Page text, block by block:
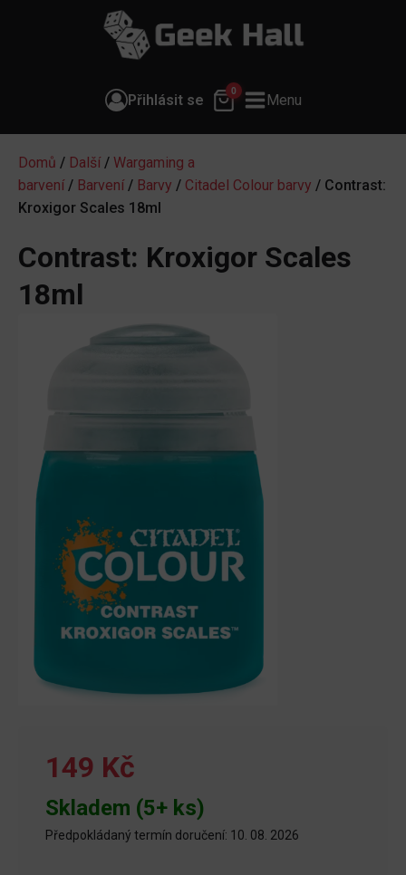
Přihlásit se
0
Menu
Domů / Další / Wargaming a
barvení / Barvení / Barvy / Citadel Colour barvy / Contrast:
Kroxigor Scales 18ml
Contrast: Kroxigor Scales
18ml
149 Kč
Skladem (5+ ks)
Předpokládaný termín doručení: 10. 08. 2026